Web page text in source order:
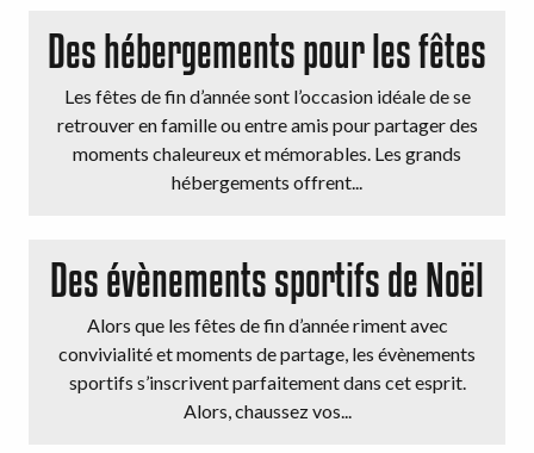
Des hébergements pour les fêtes
Les fêtes de fin d’année sont l’occasion idéale de se
retrouver en famille ou entre amis pour partager des
moments chaleureux et mémorables. Les grands
hébergements offrent...
Des évènements sportifs de Noël
Alors que les fêtes de fin d’année riment avec
convivialité et moments de partage, les évènements
sportifs s’inscrivent parfaitement dans cet esprit.
Alors, chaussez vos...